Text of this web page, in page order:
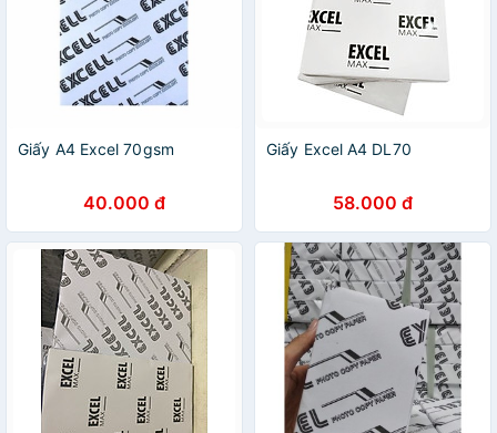
Giấy A4 Excel 70gsm
40.000 đ
Giấy Excel A4 DL70
58.000 đ